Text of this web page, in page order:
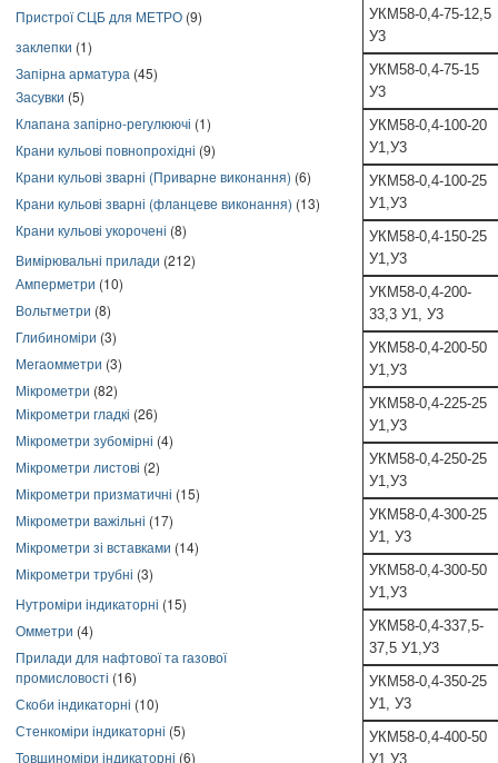
Пристрої СЦБ для МЕТРО (9)
заклепки (1)
Запірна арматура (45)
Засувки (5)
Клапана запірно-регулюючі (1)
Крани кульові повнопрохідні (9)
Крани кульові зварні (Приварне виконання) (6)
Крани кульові зварні (фланцеве виконання) (13)
Крани кульові укорочені (8)
Вимірювальні прилади (212)
Амперметри (10)
Вольтметри (8)
Глибиноміри (3)
Мегаомметри (3)
Мікрометри (82)
Мікрометри гладкі (26)
Мікрометри зубомірні (4)
Мікрометри листові (2)
Мікрометри призматичні (15)
Мікрометри важільні (17)
Мікрометри зі вставками (14)
Мікрометри трубні (3)
Нутроміри індикаторні (15)
Омметри (4)
Прилади для нафтової та газової
промисловості (16)
Скоби індикаторні (10)
Стенкоміри індикаторні (5)
Товщиноміри індикаторні (6)
УКМ58-0,4-75-12,5
У3
УКМ58-0,4-75-15
У3
УКМ58-0,4-100-20
У1,У3
УКМ58-0,4-100-25
У1,У3
УКМ58-0,4-150-25
У1,У3
УКМ58-0,4-200-
33,3 У1, У3
УКМ58-0,4-200-50
У1,У3
УКМ58-0,4-225-25
У1,У3
УКМ58-0,4-250-25
У1,У3
УКМ58-0,4-300-25
У1, У3
УКМ58-0,4-300-50
У1,У3
УКМ58-0,4-337,5-
37,5 У1,У3
УКМ58-0,4-350-25
У1, У3
УКМ58-0,4-400-50
У1,У3